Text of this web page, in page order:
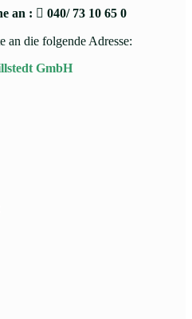
an :  040/ 73 10 65 0
an die folgende Adresse:
GmbH